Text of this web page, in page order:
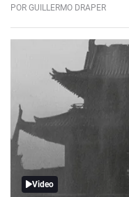
POR GUILLERMO DRAPER
Video